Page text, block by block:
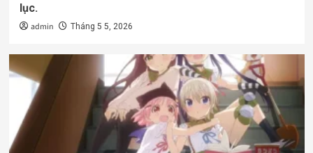
lục.
admin Tháng 5 5, 2026